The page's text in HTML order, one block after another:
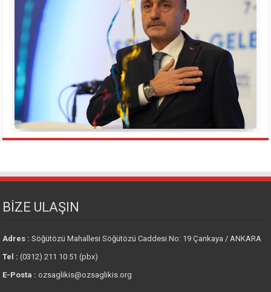
BİZE ULAŞIN
Adres :Söğütözü Mahallesi Söğütözü Caddesi No: 19 Çankaya / ANKARA
Tel : (0312) 211 10 51 (pbx)
E-Posta : ozsaglikis@ozsaglikis.org